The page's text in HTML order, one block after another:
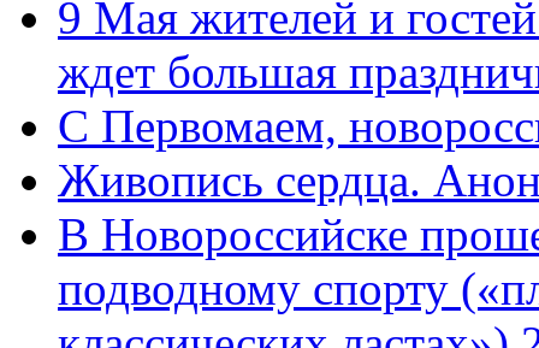
9 Мая жителей и
ждет большая
C Первомаем,
Живопись сердца.
В Новороссийске
подводному спорту